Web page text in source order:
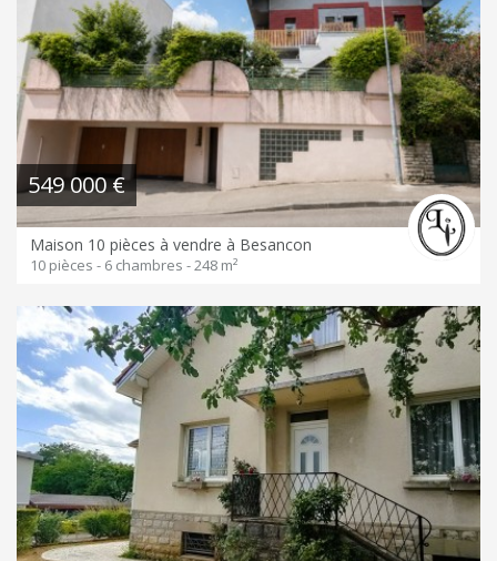
549 000 €
Maison 10 pièces à vendre à Besancon
10 pièces - 6 chambres - 248 m²